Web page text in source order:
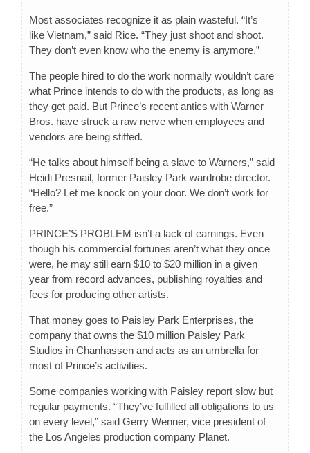
Most associates recognize it as plain wasteful. “It’s
like Vietnam,” said Rice. “They just shoot and shoot.
They don’t even know who the enemy is anymore.”
The people hired to do the work normally wouldn’t care
what Prince intends to do with the products, as long as
they get paid. But Prince’s recent antics with Warner
Bros. have struck a raw nerve when employees and
vendors are being stiffed.
“He talks about himself being a slave to Warners,” said
Heidi Presnail, former Paisley Park wardrobe director.
“Hello? Let me knock on your door. We don’t work for
free.”
PRINCE’S PROBLEM isn’t a lack of earnings. Even
though his commercial fortunes aren’t what they once
were, he may still earn $10 to $20 million in a given
year from record advances, publishing royalties and
fees for producing other artists.
That money goes to Paisley Park Enterprises, the
company that owns the $10 million Paisley Park
Studios in Chanhassen and acts as an umbrella for
most of Prince’s activities.
Some companies working with Paisley report slow but
regular payments. “They’ve fulfilled all obligations to us
on every level,” said Gerry Wenner, vice president of
the Los Angeles production company Planet.